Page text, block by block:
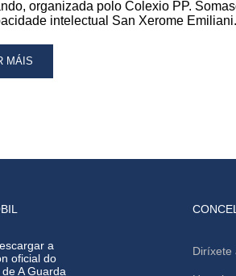
organizada polo Colexio PP.
intelectual San Xerome
MÁIS
a
oficial do
A Guarda
Diríxete